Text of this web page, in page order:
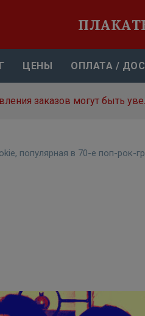
ЦЕНЫ ОПЛАТА /
заказов могут быть
популярная в 70-е поп-рок-